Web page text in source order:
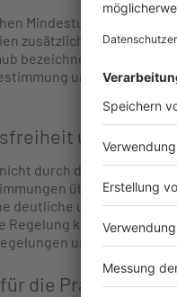
Mindesturlaub hinaus
zusätzliche
bezeichnet. Sie
und unterliegen
und
durch das
über
deutliche und
Regelung keine klare
unterliegen.
die Praxis